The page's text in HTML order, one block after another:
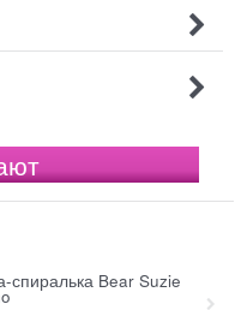
спиралька Bear Suzie